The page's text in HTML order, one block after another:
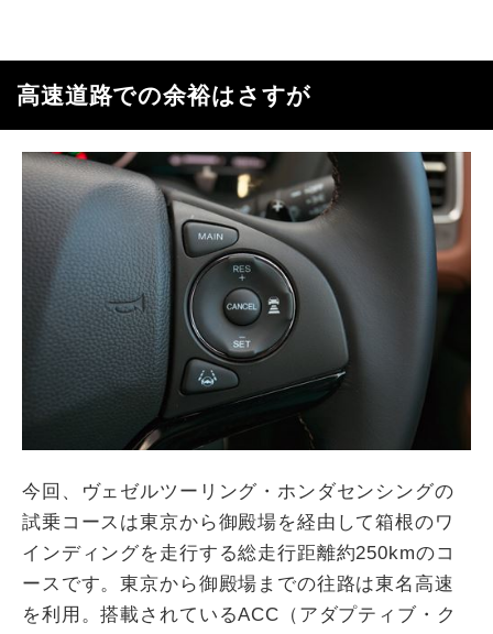
高速道路での余裕はさすが
今回、ヴェゼルツーリング・ホンダセンシングの
試乗コースは東京から御殿場を経由して箱根のワ
インディングを走行する総走行距離約250kmのコ
ースです。東京から御殿場までの往路は東名高速
を利用。搭載されているACC（アダプティブ・ク